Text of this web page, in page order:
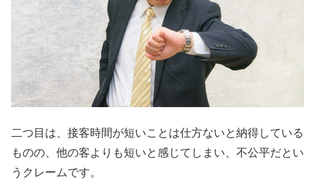
二つ目は、接客時間が短いことは仕方ないと納得している
ものの、他の客よりも短いと感じてしまい、不公平だとい
うクレームです。